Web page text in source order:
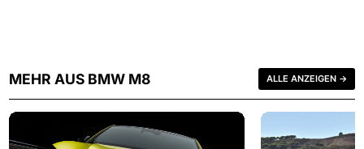
MEHR AUS BMW M8 ALLE ANZEIGEN →